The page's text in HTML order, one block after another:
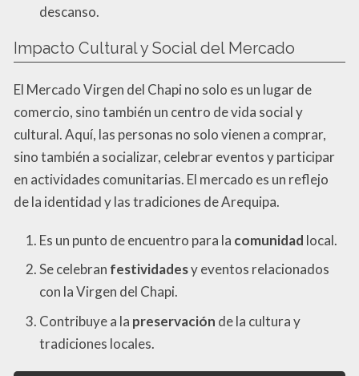
descanso.
Impacto Cultural y Social del Mercado
El Mercado Virgen del Chapi no solo es un lugar de
comercio, sino también un centro de vida social y
cultural. Aquí, las personas no solo vienen a comprar,
sino también a socializar, celebrar eventos y participar
en actividades comunitarias. El mercado es un reflejo
de la identidad y las tradiciones de Arequipa.
Es un punto de encuentro para la comunidad local.
Se celebran festividadesy eventos relacionados
con la Virgen del Chapi.
Contribuye a la preservación de la cultura y
tradiciones locales.